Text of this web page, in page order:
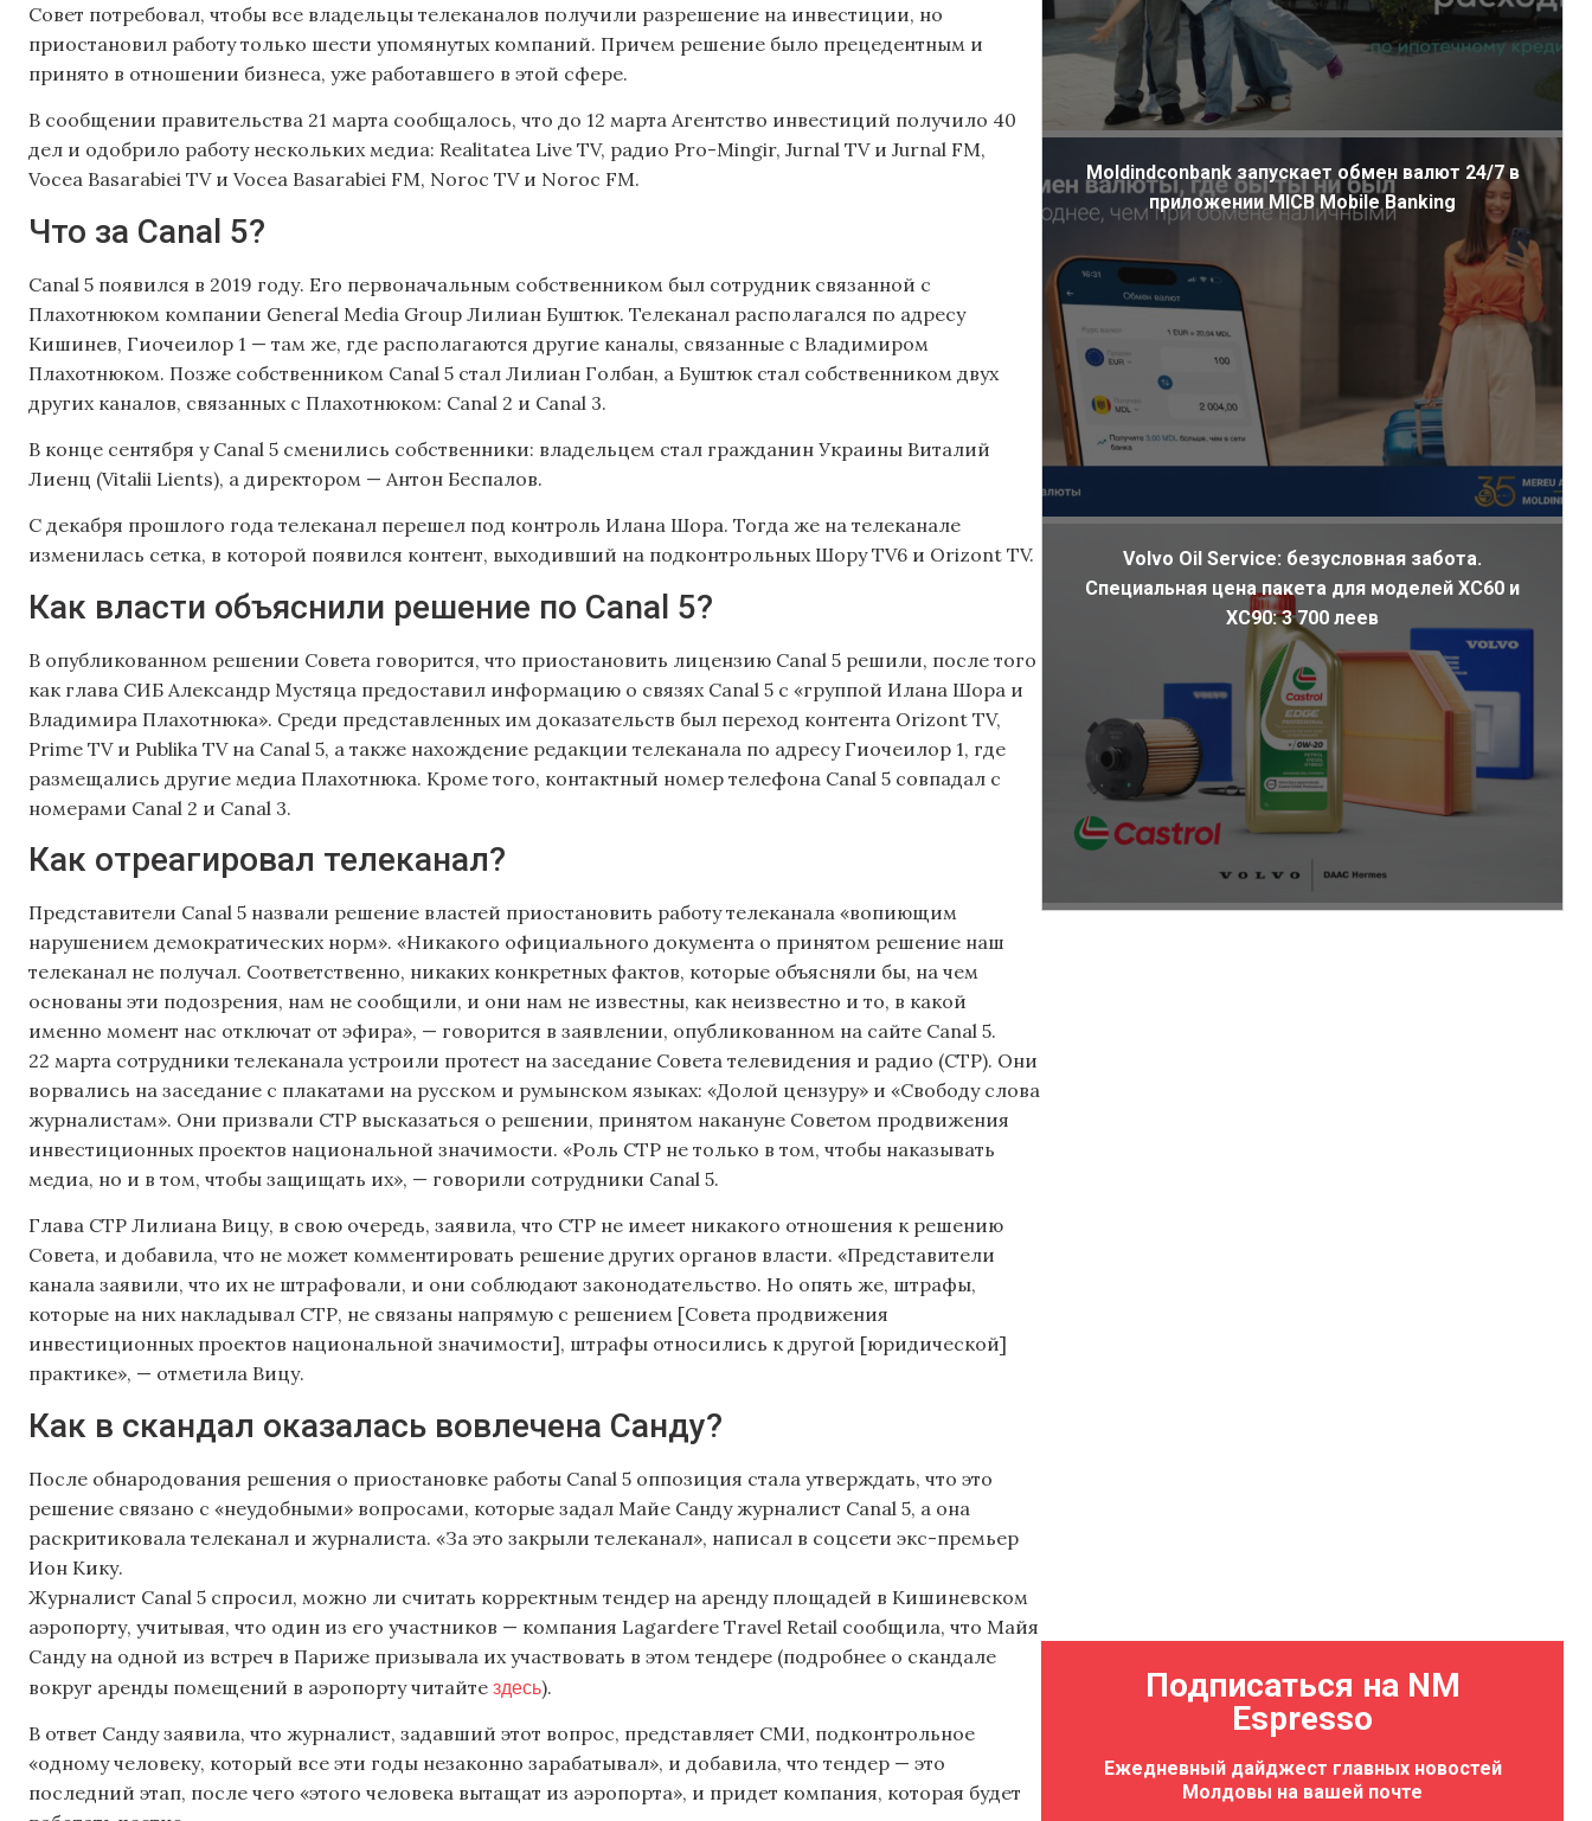
Совет потребовал, чтобы все владельцы телеканалов получили разрешение на инвестиции, но
приостановил работу только шести упомянутых компаний. Причем решение было прецедентным и
принято в отношении бизнеса, уже работавшего в этой сфере.
В сообщении правительства 21 марта сообщалось, что до 12 марта Агентство инвестиций получило 40
дел и одобрило работу нескольких медиа: Realitatea Live TV, радио Pro-Mingir, Jurnal TV и Jurnal FM,
Vocea Basarabiei TV и Vocea Basarabiei FM, Noroc TV и Noroc FM.
Что за Canal 5?
Canal 5 появился в 2019 году. Его первоначальным собственником был сотрудник связанной с
Плахотнюком компании General Media Group Лилиан Буштюк. Телеканал располагался по адресу
Кишинев, Гиочеилор 1 — там же, где располагаются другие каналы, связанные с Владимиром
Плахотнюком. Позже собственником Canal 5 стал Лилиан Голбан, а Буштюк стал собственником двух
других каналов, связанных с Плахотнюком: Canal 2 и Canal 3.
В конце сентября у Canal 5 сменились собственники: владельцем стал гражданин Украины Виталий
Лиенц (Vitalii Lients), а директором — Антон Беспалов.
С декабря прошлого года телеканал перешел под контроль Илана Шора. Тогда же на телеканале
изменилась сетка, в которой появился контент, выходивший на подконтрольных Шору TV6 и Orizont TV.
Как власти объяснили решение по Canal 5?
В опубликованном решении Совета говорится, что приостановить лицензию Canal 5 решили, после того
как глава СИБ Александр Мустяца предоставил информацию о связях Canal 5 с «группой Илана Шора и
Владимира Плахотнюка». Среди представленных им доказательств был переход контента Orizont TV,
Prime TV и Publika TV на Canal 5, а также нахождение редакции телеканала по адресу Гиочеилор 1, где
размещались другие медиа Плахотнюка. Кроме того, контактный номер телефона Canal 5 совпадал с
номерами Canal 2 и Canal 3.
Как отреагировал телеканал?
Представители Canal 5 назвали решение властей приостановить работу телеканала «вопиющим
нарушением демократических норм». «Никакого официального документа о принятом решение наш
телеканал не получал. Соответственно, никаких конкретных фактов, которые объясняли бы, на чем
основаны эти подозрения, нам не сообщили, и они нам не известны, как неизвестно и то, в какой
именно момент нас отключат от эфира», — говорится в заявлении, опубликованном на сайте Canal 5.
22 марта сотрудники телеканала устроили протест на заседание Совета телевидения и радио (СТР). Они
ворвались на заседание с плакатами на русском и румынском языках: «Долой цензуру» и «Свободу слова
журналистам». Они призвали СТР высказаться о решении, принятом накануне Советом продвижения
инвестиционных проектов национальной значимости. «Роль СТР не только в том, чтобы наказывать
медиа, но и в том, чтобы защищать их», — говорили сотрудники Canal 5.
Глава СТР Лилиана Вицу, в свою очередь, заявила, что СТР не имеет никакого отношения к решению
Совета, и добавила, что не может комментировать решение других органов власти. «Представители
канала заявили, что их не штрафовали, и они соблюдают законодательство. Но опять же, штрафы,
которые на них накладывал СТР, не связаны напрямую с решением [Совета продвижения
инвестиционных проектов национальной значимости], штрафы относились к другой [юридической]
практике», — отметила Вицу.
Как в скандал оказалась вовлечена Санду?
После обнародования решения о приостановке работы Canal 5 оппозиция стала утверждать, что это
решение связано с «неудобными» вопросами, которые задал Майе Санду журналист Canal 5, а она
раскритиковала телеканал и журналиста. «За это закрыли телеканал», написал в соцсети экс-премьер
Ион Кику.
Журналист Canal 5 спросил, можно ли считать корректным тендер на аренду площадей в Кишиневском
аэропорту, учитывая, что один из его участников — компания Lagardere Travel Retail сообщила, что Майя
Санду на одной из встреч в Париже призывала их участвовать в этом тендере (подробнее о скандале
вокруг аренды помещений в аэропорту читайте здесь).
В ответ Санду заявила, что журналист, задавший этот вопрос, представляет СМИ, подконтрольное
«одному человеку, который все эти годы незаконно зарабатывал», и добавила, что тендер — это
последний этап, после чего «этого человека вытащат из аэропорта», и придет компания, которая будет
Moldindconbank запускает обмен валют 24/7 в
приложении MICB Mobile Banking
Volvo Oil Service: безусловная забота.
Специальная цена пакета для моделей XC60 и
XC90: 3 700 леев
Подписаться на NM
Espresso
Ежедневный дайджест главных новостей
Молдовы на вашей почте